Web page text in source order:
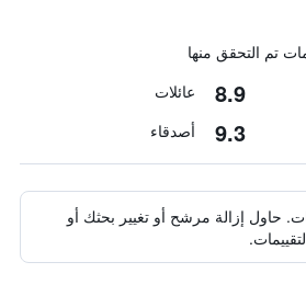
8.9 عائلات
9.3 أصدقاء
حاول إزالة مرشح أو تغيير بحثك أو